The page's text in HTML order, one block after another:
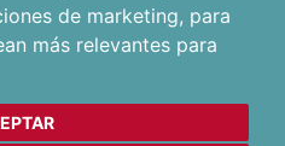
de marketing, para
más relevantes para